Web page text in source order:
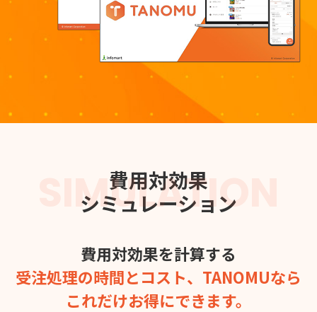
SIMULATION
費用対効果
シミュレーション
費用対効果を計算する
受注処理の時間とコスト、TANOMUなら
これだけお得にできます。